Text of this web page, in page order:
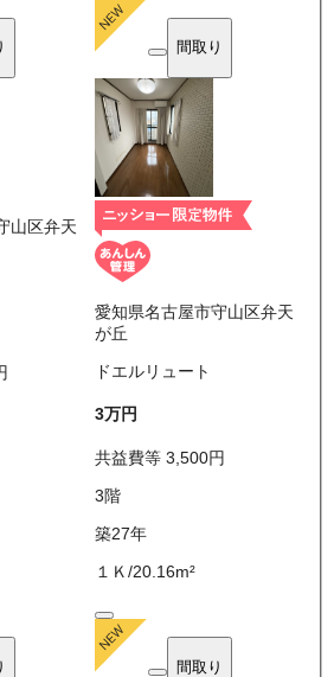
山区弁天
間取り
愛知県名古屋市守山区弁天
が丘
ドエルリュート
3万円
共益費等3,500円
3階
築27年
１Ｋ/20.16m²
間取り